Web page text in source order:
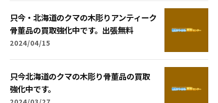
只今・北海道のクマの木彫りアンティーク
骨董品の買取強化中です。出張無料
2024/04/15
只今北海道のクマの木彫り骨董品の買取
強化中です。